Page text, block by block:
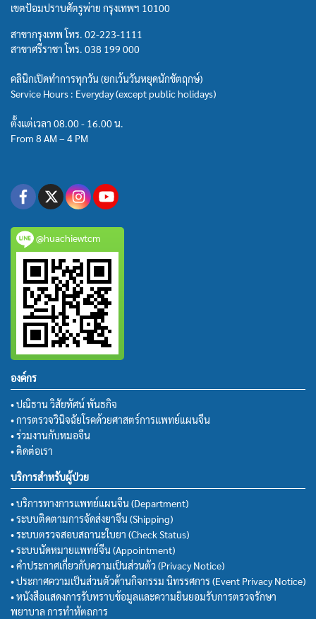
เขตป้อมปราบศัตรูพ่าย กรุงเทพฯ 10100
สาขากรุงเทพ โทร. 02-223-1111
สาขาศรีราชา โทร. 038 199 000
คลินิกเปิดทำการทุกวัน (ยกเว้นวันหยุดนักขัตฤกษ์)
Service Hours : Everyday (except public holidays)
ตั้งแต่เวลา 08.00 - 16.00 น.
From 8 AM – 4 PM
@huachiewtcm
องค์กร
• ปณิธาน วิสัยทัศน์ พันธกิจ
• การตรวจวินิจฉัยโรคด้วยศาสตร์การแพทย์แผนจีน
• ร่วมงานกับหมอจีน
• ติดต่อเรา
บริการสำหรับผู้ป่วย
• บริการทางการแพทย์แผนจีน (Department)
• ระบบติดตามการจัดส่งยาจีน (Shipping)
• ระบบตรวจสอบสถานะใบยา (Check Status)
• ระบบนัดหมายแพทย์จีน (Appointment)
• คำประกาศเกี่ยวกับความเป็นส่วนตัว (Privacy Notice)
• ประกาศความเป็นส่วนตัวด้านกิจกรรม นิทรรศการ (Event Privacy Notice)
• หนังสือแสดงการรับทราบข้อมูลและความยินยอมรับการตรวจรักษา
พยาบาล การทำหัตถการ